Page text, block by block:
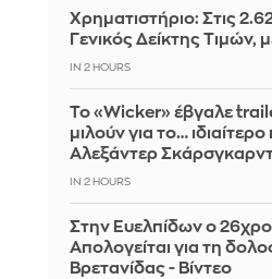
Χρηματιστήριο: Στις
Γενικός Δείκτης Τιμών,
IN 2 HOURS
Το «Wicker» έβγαλε
μιλούν για το…
Αλεξάντερ
IN 2 HOURS
Στην Ευελπίδων ο
Απολογείται για τη
Βρετανίδας - Βίντεο